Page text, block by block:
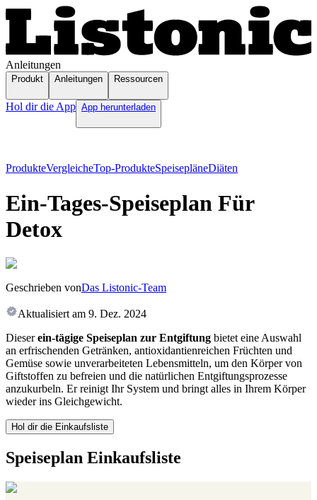
Anleitungen
Produkt Anleitungen Ressourcen
Hol dir die App App herunterladen
ProdukteVergleicheTop-ProdukteSpeisepläneDiäten
Ein-Tages-Speiseplan Für
Detox
Geschrieben vonDas Listonic-Team
Aktualisiert am 9. Dez. 2024
Dieserein-tägige Speiseplan zur Entgiftung bietet eine Auswahl
an erfrischenden Getränken, antioxidantienreichen Früchten und
Gemüse sowie unverarbeiteten Lebensmitteln, um den Körper von
Giftstoffen zu befreien und die natürlichen Entgiftungsprozesse
anzukurbeln. Er reinigt Ihr System und bringt alles in Ihrem Körper
wieder ins Gleichgewicht.
Hol dir die Einkaufsliste
Speiseplan Einkaufsliste